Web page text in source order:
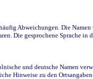
Abweichungen. Die
Die gesprochene Sprache
und deutsche Namen
Hinweise zu den